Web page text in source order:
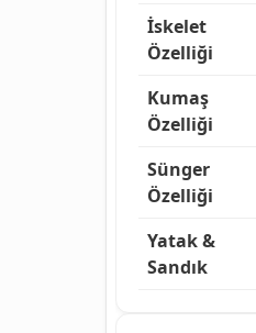
İskelet
Özelliği
Kumaş
Özelliği
Sünger
Özelliği
Yatak &
Sandık